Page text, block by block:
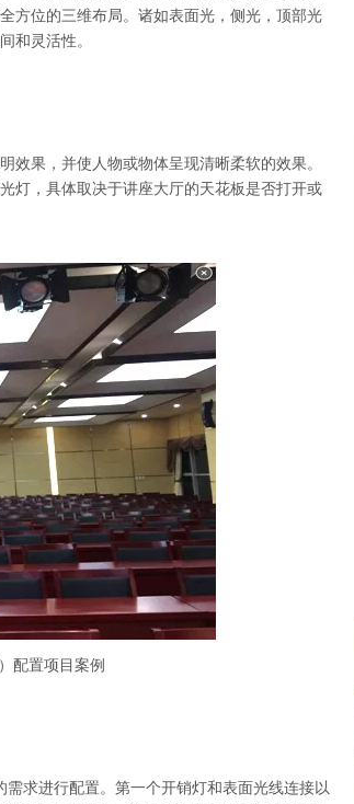
方位的三维布局。诸如表面光，侧光，顶部光
和灵活性。
效果，并使人物或物体呈现清晰柔软的效果。
灯，具体取决于讲座大厅的天花板是否打开或
配置项目案例
求进行配置。第一个开销灯和表面光线连接以